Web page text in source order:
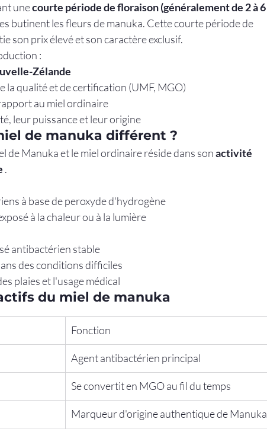
une courte période de floraison (généralement de 2 à 6
butinent les fleurs de manuka. Cette courte période de
son prix élevé et son caractère exclusif.
:
Zélande
la qualité et de certification (UMF, MGO)
au miel ordinaire
leur puissance et leur origine
de manuka différent ?
de Manuka et le miel ordinaire réside dans son activité
.
à base de peroxyde d'hydrogène
à la chaleur ou à la lumière
antibactérien stable
des conditions difficiles
plaies et l'usage médical
du miel de manuka
Fonction
Agent antibactérien principal
Se convertit en MGO au fil du temps
Marqueur d'origine authentique de Manuka